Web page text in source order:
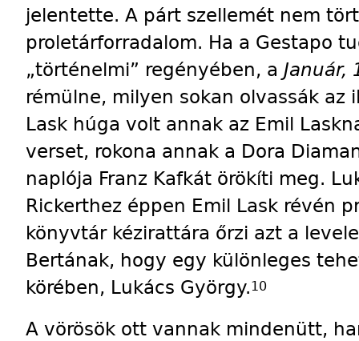
jelentette. A párt szellemét nem
proletárforradalom. Ha a Gestapo
„történelmi” regényében, a Január,
rémülne, milyen sokan olvassák az
Lask húga volt annak az Emil
verset, rokona annak a Dora
naplója Franz Kafkát örökíti meg.
Rickerthez éppen Emil Lask révén
könyvtár kézirattára őrzi azt a
Bertának, hogy egy különleges
körében, Lukács György.10
A vörösök ott vannak mindenütt,